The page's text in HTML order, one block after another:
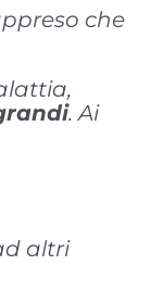
che
. Ai
altri